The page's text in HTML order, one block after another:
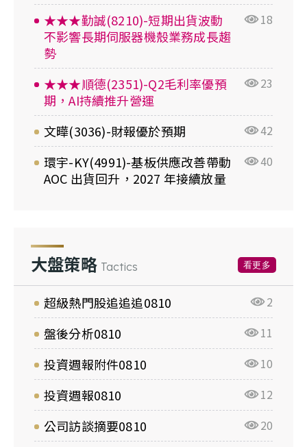
★★★勤誠(8210)-短期出貨波動
不影響長期伺服器機殼業務成長趨
勢
18
★★★順德(2351)-Q2毛利率優預
期，AI持續推升營運
23
文曄(3036)-財報優於預期 42
環宇-KY(4991)-基板供應改善帶動
AOC 出貨回升，2027 年接續放量
40
大盤策略 Tactics 看更多
超級熱門股追追追0810 2
盤後分析0810 11
投資週報附件0810 10
投資週報0810 12
公司訪談摘要0810 20